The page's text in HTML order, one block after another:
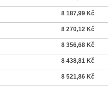
8 187,99 Kč
8 270,12 Kč
8 356,68 Kč
8 438,81 Kč
8 521,86 Kč